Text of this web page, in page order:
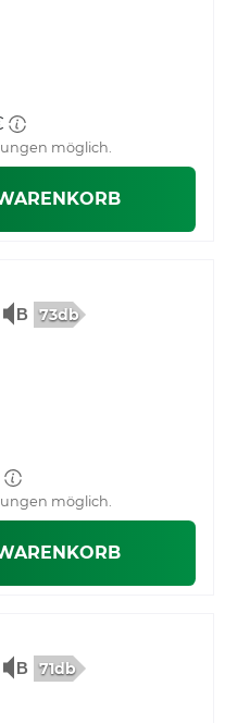
möglich.
73db
möglich.
71db